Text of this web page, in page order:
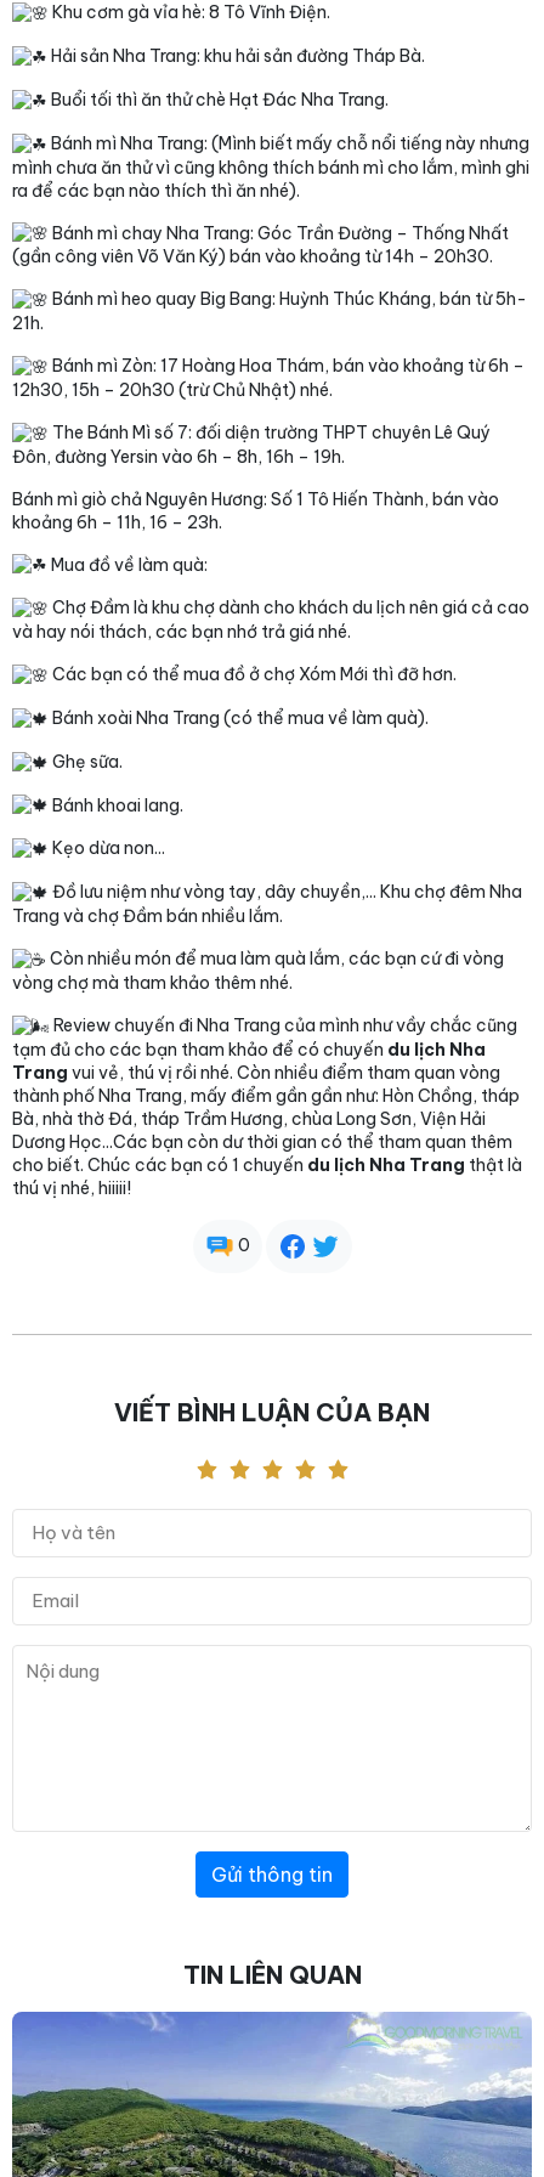
Khu cơm gà vỉa hè: 8 Tô Vĩnh Điện.
Hải sản Nha Trang: khu hải sản đường Tháp Bà.
Buổi tối thì ăn thử chè Hạt Đác Nha Trang.
Bánh mì Nha Trang: (Mình biết mấy chỗ nổi tiếng này nhưng
mình chưa ăn thử vì cũng không thích bánh mì cho lắm, mình ghi
ra để các bạn nào thích thì ăn nhé).
Bánh mì chay Nha Trang: Góc Trần Đường – Thống Nhất
(gần công viên Võ Văn Ký) bán vào khoảng từ 14h – 20h30.
Bánh mì heo quay Big Bang: Huỳnh Thúc Kháng, bán từ 5h-
21h.
Bánh mì Zòn: 17 Hoàng Hoa Thám, bán vào khoảng từ 6h –
12h30, 15h – 20h30 (trừ Chủ Nhật) nhé.
The Bánh Mì số 7: đối diện trường THPT chuyên Lê Quý
Đôn, đường Yersin vào 6h – 8h, 16h – 19h.
Bánh mì giò chả Nguyên Hương: Số 1 Tô Hiến Thành, bán vào
khoảng 6h – 11h, 16 – 23h.
Mua đồ về làm quà:
Chợ Đầm là khu chợ dành cho khách du lịch nên giá cả cao
và hay nói thách, các bạn nhớ trả giá nhé.
Các bạn có thể mua đồ ở chợ Xóm Mới thì đỡ hơn.
Bánh xoài Nha Trang (có thể mua về làm quà).
Ghẹ sữa.
Bánh khoai lang.
Kẹo dừa non...
Đồ lưu niệm như vòng tay, dây chuyền,... Khu chợ đêm Nha
Trang và chợ Đầm bán nhiều lắm.
Còn nhiều món để mua làm quà lắm, các bạn cứ đi vòng
vòng chợ mà tham khảo thêm nhé.
Review chuyến đi Nha Trang của mình như vầy chắc cũng
tạm đủ cho các bạn tham khảo để có chuyến du lịch Nha
Trang vui vẻ, thú vị rồi nhé. Còn nhiều điểm tham quan vòng
thành phố Nha Trang, mấy điểm gần gần như: Hòn Chồng, tháp
Bà, nhà thờ Đá, tháp Trầm Hương, chùa Long Sơn, Viện Hải
Dương Học...Các bạn còn dư thời gian có thể tham quan thêm
cho biết. Chúc các bạn có 1 chuyến du lịch Nha Trang thật là
thú vị nhé, hiiiii!
0
VIẾT BÌNH LUẬN CỦA BẠN
Gửi thông tin
TIN LIÊN QUAN